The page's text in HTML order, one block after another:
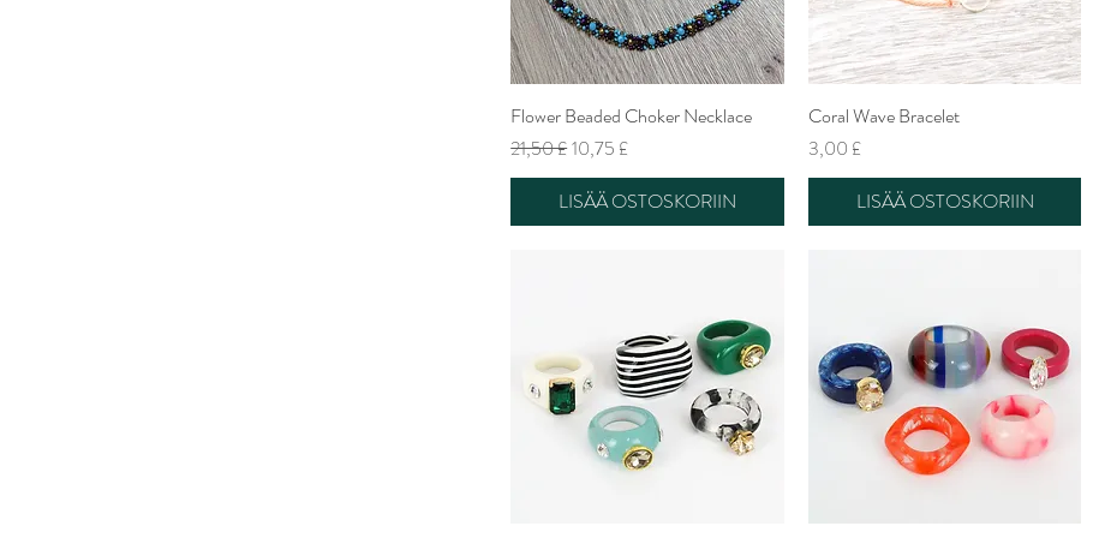
Pikakatselu
Flower Beaded Choker Necklace
Normaali hinta
21,50 £Alehinta
10,75 £
LISÄÄ OSTOSKORIIN
Pikakatselu
Coral Wave Bracelet
Hinta
3,00 £
LISÄÄ OSTOSKORIIN